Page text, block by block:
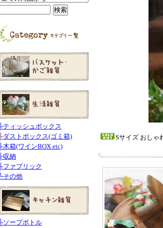
Sサイズ おしゃ
├ティッシュボックス
├ダストボックス(ゴミ箱)
├木箱(ワインBOX etc)
├収納
├ファブリック
└その他
├ソープボトル